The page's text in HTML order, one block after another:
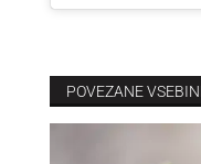
POVEZANE